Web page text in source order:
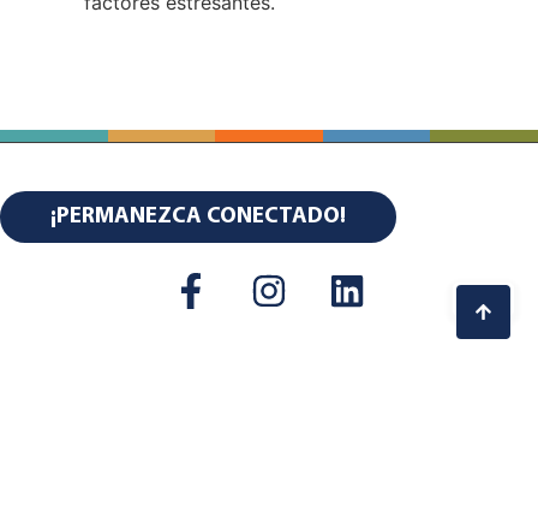
¡PERMANEZCA CONECTADO!